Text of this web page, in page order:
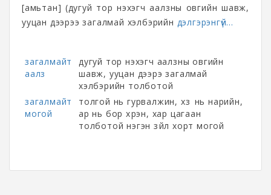
[амьтан] (дугуй тор нэхэгч аалзны овгийн шавж,
ууцан дээрээ загалмай хэлбэрийн дэлгэрэнгүй...
загалмайт
аалз
дугуй тор нэхэгч аалзны овгийн
шавж, ууцан дээрэ загалмай
хэлбэрийн толботой
загалмайт
могой
толгой нь гурвалжин, хүзүү нь нарийн,
ар нь бор хүрэн, хар цагаан
толботой нэгэн зүйл хорт могой